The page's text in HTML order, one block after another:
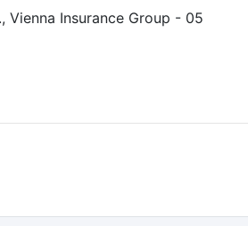
Vienna Insurance Group - 05